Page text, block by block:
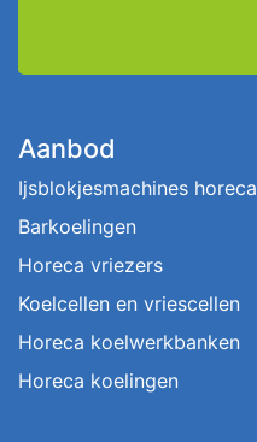
Aanbod
Ijsblokjesmachines horeca
Barkoelingen
Horeca vriezers
Koelcellen en vriescellen
Horeca koelwerkbanken
Horeca koelingen